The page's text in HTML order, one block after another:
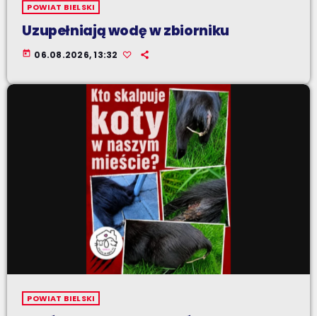
POWIAT BIELSKI
Uzupełniają wodę w zbiorniku
today 06.08.2026, 13:32
POWIAT BIELSKI